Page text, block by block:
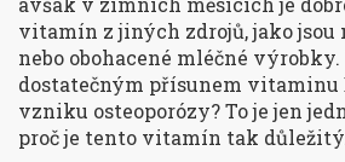
vitamín z jiných zdrojů, jako jsou
nebo obohacené mléčné výrobky.
dostatečným přísunem
vzniku osteoporózy? To je jen
proč je tento vitamín tak